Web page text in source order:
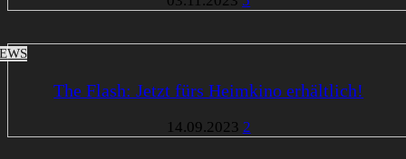
The Flash: Jetzt fürs Heimkino erhältlich!
14.09.2023 2